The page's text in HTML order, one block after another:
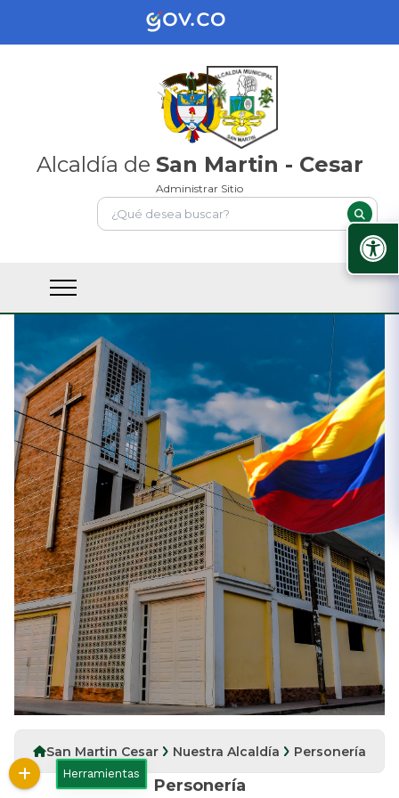
Alcaldía de San Martin - Cesar
Administrar Sitio
San Martin Cesar Nuestra Alcaldía Personería
Personería
Herramientas